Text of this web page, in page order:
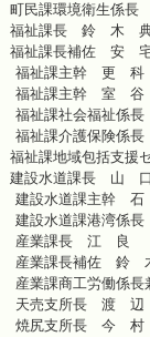
町民課環境衛
福祉課長 鈴 木
福祉課長補佐 安
福祉課主幹 更
福祉課主幹 室
福祉課社会福祉
福祉課介護保険
福祉課地域包括支
建設水道課長 山
建設水道課主幹
建設水道課港湾
産業課長 江
産業課長補佐
産業課商工労働
天売支所長 渡
焼尻支所長 今